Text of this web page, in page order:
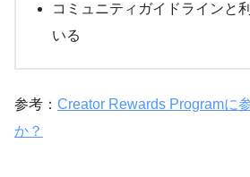
コミュニティガイドラインと
いる
参考： Creator Rewards Programに
か？